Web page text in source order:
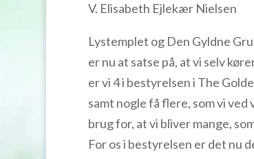
V. Elisabeth Ejlekær Nielsen
Lystemplet og Den Gyldne
er nu at satse på, at vi selv
er vi 4 i bestyrelsen i The
samt nogle få flere, som vi
brug for, at vi bliver mange,
For os i bestyrelsen er det nu